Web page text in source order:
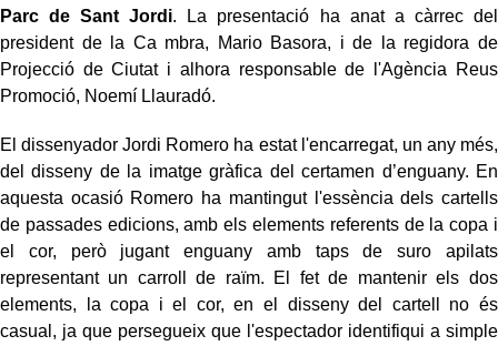
Parc de Sant Jordi. La presentació ha anat a càrrec del
president de la Ca mbra, Mario Basora, i de la regidora de
Projecció de Ciutat i alhora responsable de l'Agència Reus
Promoció, Noemí Llauradó.
El dissenyador Jordi Romero ha estat l'encarregat, un any més,
del disseny de la imatge gràfica del certamen d’enguany. En
aquesta ocasió Romero ha mantingut l'essència dels cartells
de passades edicions, amb els elements referents de la copa i
el cor, però jugant enguany amb taps de suro apilats
representant un carroll de raïm. El fet de mantenir els dos
elements, la copa i el cor, en el disseny del cartell no és
casual, ja que persegueix que l'espectador identifiqui a simple